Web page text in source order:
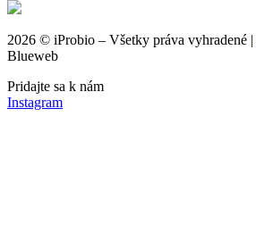
2026 © iProbio – Všetky práva vyhradené |
Blueweb
Pridajte sa k nám
Instagram